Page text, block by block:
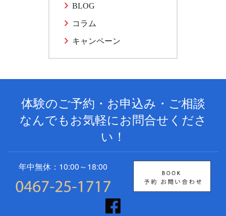
BLOG
コラム
キャンペーン
体験のご予約・お申込み・ご相談
なんでもお気軽にお問合せくださ
い！
年中無休：10:00～18:00